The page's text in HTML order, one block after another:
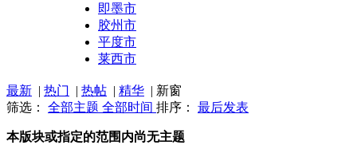
即墨市
胶州市
平度市
莱西市
最新 | 热门 | 热帖 | 精华 | 新窗
筛选： 全部主题 全部时间 排序： 最后发表
本版块或指定的范围内尚无主题